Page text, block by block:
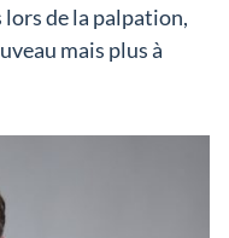
de la palpation,
mais plus à